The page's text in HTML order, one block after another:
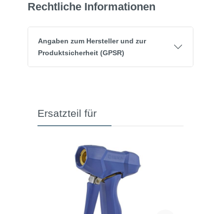
Rechtliche Informationen
Angaben zum Hersteller und zur
Produktsicherheit (GPSR)
Ersatzteil für